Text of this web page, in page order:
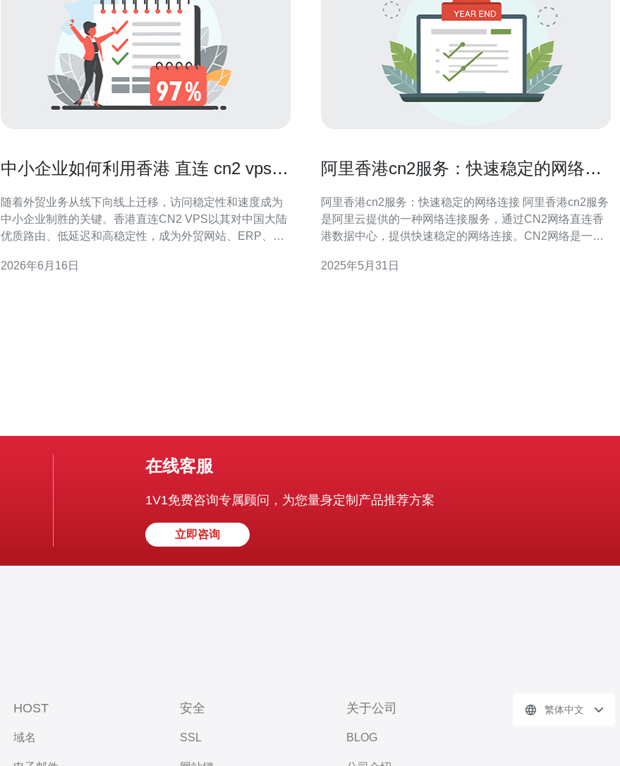
中小企业如何利用香港 直连 cn2 vps
随着外贸业务从线下向线上迁移，访问稳定性和速度成为
中小企业制胜的关键。香港直连CN2 VPS以其对中国大陆
优质路由、低延迟和高稳定性，成为外贸网站、ERP、贸
言之，就是部署在香港数据中心、并通过中国电信CN2骨
2026年6月16日
阿里香港cn2服务：快速稳定的网络连
阿里香港cn2服务：快速稳定的网络连接 阿里香港cn2服务
是阿里云提供的一种网络连接服务，通过CN2网络直连香
港数据中心，提供快速稳定的网络连接。CN2网络是一种
高速稳定网络连接的用户。 阿里香港cn2服务具有以下优
2025年5月31日
在线客服
1V1免费咨询专属顾问，为您量身定制产品推荐方案
立即咨询
HOST
域名
安全
SSL
关于公司
BLOG
繁体中文